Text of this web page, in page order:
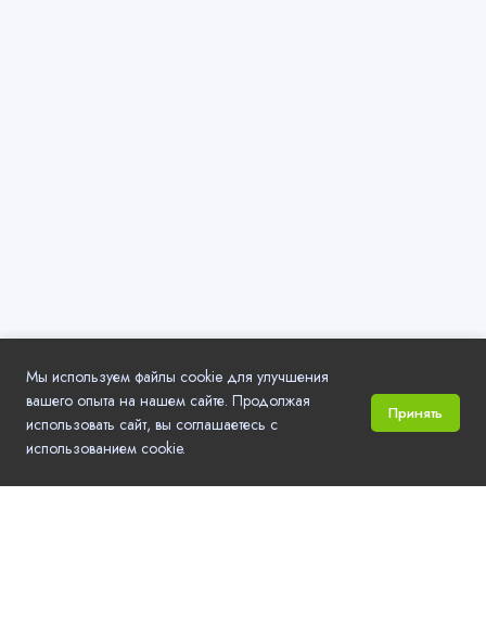
Мы используем файлы cookie для улучшения
вашего опыта на нашем сайте. Продолжая
использовать сайт, вы соглашаетесь с
использованием cookie.
Принять